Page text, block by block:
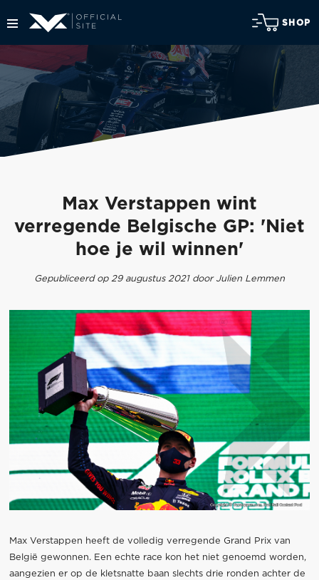
SHOP
Max Verstappen wint
verregende Belgische GP: 'Niet
hoe je wil winnen'
Gepubliceerd op 29 augustus 2021 door Julien Lemmen
Max Verstappen heeft de volledig verregende Grand Prix van
België gewonnen. Een echte race kon het niet genoemd worden,
aangezien er op de kletsnatte baan slechts drie ronden achter de